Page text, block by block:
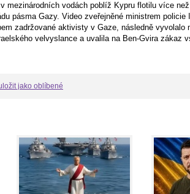
v mezinárodních vodách poblíž Kypru flotilu více
pásma Gazy. Video zveřejněné ministrem policie
zadržované aktivisty v Gaze, následně vyvolalo
velvyslance a uvalila na Ben-Gvira zákaz
jako oblíbené